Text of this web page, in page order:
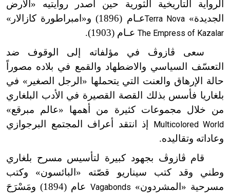
الرواية التاريخية الثورية حين أصدر روايتيه «الأرض
الجديدة»Terra Novaعـام (1896) و«امبراطورة كازالار»
The Empress of Kazalar عـام (1903).
سعى ڤازوڤ في مؤلفاته إلى الوقوف ضد
التعسّف السياسي والاضطهاد والقمع في بلاده مصوراً
حالة الإرهاق والعنت التي يتحملها «الرجل الصغير» في
بلغاريا فأسس بذلك القصة القصيرة في الأدب البلغاري
من خلال مجموعات كثيرة من أهمها «عالم مبرقع»
Multicolored World
إذ انتقد أعراف المجتمع البرجوازي
وعاداته وتقاليده.
قام ڤازوڤ بجهود كبيرة لتأسيس مسرح بلغاري
وطني وقد كتب سيناريو قصّته «البائسون» وكتب
مسرحية «المشردون» Vagabonds
عام (1894) ومَسْرَحَ